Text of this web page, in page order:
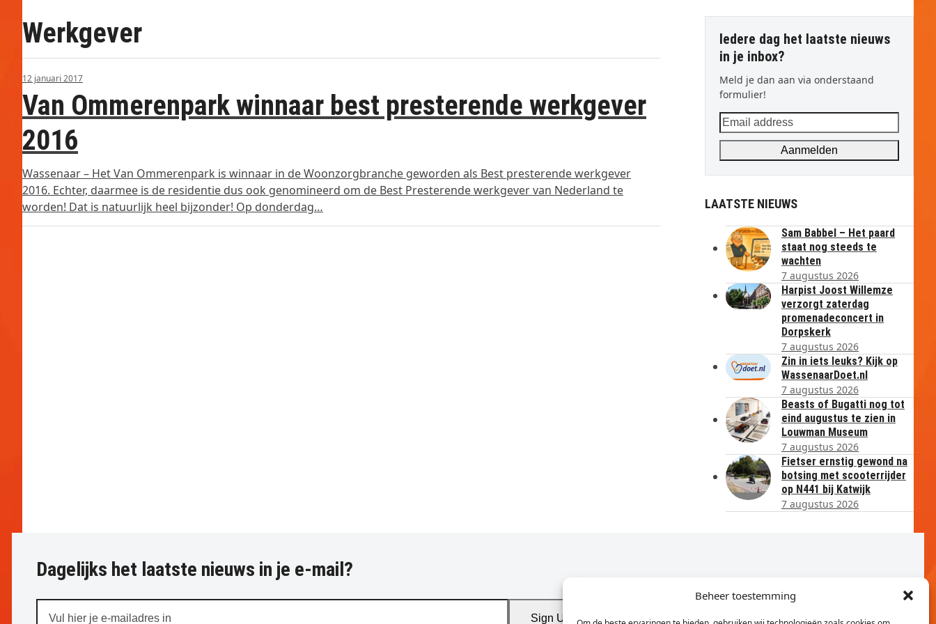
Beheer toestemming
Werkgever
12 januari 2017
Van Ommerenpark winnaar best presterende werkgever
2016
Wassenaar – Het Van Ommerenpark is winnaar in de Woonzorgbranche geworden als Best presterende werkgever
2016. Echter, daarmee is de residentie dus ook genomineerd om de Best Presterende werkgever van Nederland te
worden! Dat is natuurlijk heel bijzonder! Op donderdag…
Iedere dag het laatste nieuws
in je inbox?
Meld je dan aan via onderstaand
formulier!
Email
address
Aanmelden
LAATSTE NIEUWS
Sam Babbel – Het paard
staat nog steeds te
wachten
7 augustus 2026
Harpist Joost Willemze
verzorgt zaterdag
promenadeconcert in
Dorpskerk
7 augustus 2026
Zin in iets leuks? Kijk op
WassenaarDoet.nl
7 augustus 2026
Beasts of Bugatti nog tot
eind augustus te zien in
Louwman Museum
7 augustus 2026
Fietser ernstig gewond na
botsing met scooterrijder
op N441 bij Katwijk
7 augustus 2026
Dagelijks het laatste nieuws in je e-mail?
Sign Up